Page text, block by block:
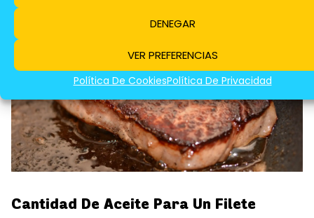
DENEGAR
VER PREFERENCIAS
Política De CookiesPolítica De Privacidad
Cantidad De Aceite Para Un Filete